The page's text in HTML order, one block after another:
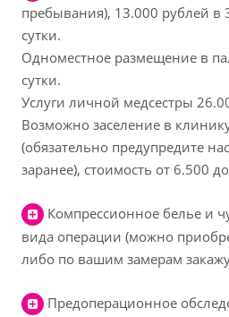
пребывания), 13.000 рублей
сутки.
Одноместное размещение в
сутки.
Услуги личной медсестры
Возможно заселение в
(обязательно предупредите
заранее), стоимость от 6.500
Компрессионное белье и
вида операции (можно
либо по вашим замерам
Предоперационное